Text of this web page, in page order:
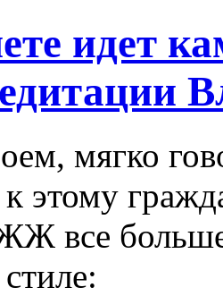
идет
мягко
этому
все